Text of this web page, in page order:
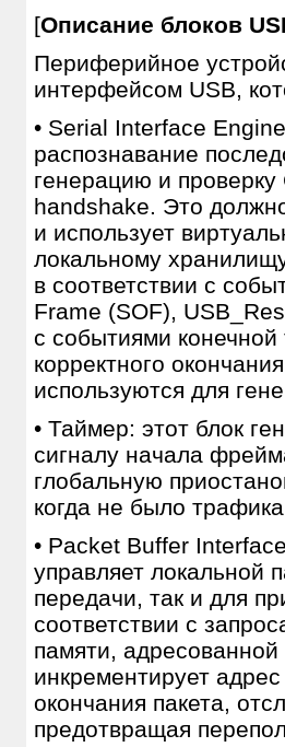
[Описание блоков
Периферийное
интерфейсом USB,
• Serial Interface
распознавание
генерацию и
handshake. Это
и использует
локальному
в соответствии с
Frame (SOF),
с событиями
корректного
используются для
• Таймер: этот блок
сигналу начала
глобальную
когда не было
• Packet Buffer
управляет локальной
передачи, так и для
соответствии с
памяти,
инкрементирует
окончания пакета,
предотвращая